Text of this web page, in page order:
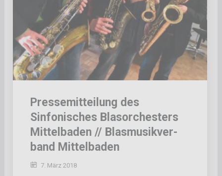
Pressemitteilung des
Sinfonisches Blasorchesters
Mittelbaden // Blasmusikver-
band Mittelbaden
7. März 2018